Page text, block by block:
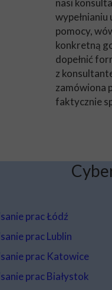
nasi
pomocy,
konkretną
dopełnić
z
zamówiona
faktycznie
prac Łódź
prac Lublin
prac Katowice
prac Białystok